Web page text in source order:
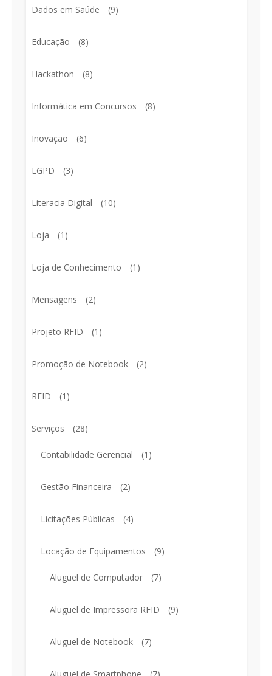
Dados em Saúde (9)
Educação (8)
Hackathon (8)
Informática em Concursos (8)
Inovação (6)
LGPD (3)
Literacia Digital (10)
Loja (1)
Loja de Conhecimento (1)
Mensagens (2)
Projeto RFID (1)
Promoção de Notebook (2)
RFID (1)
Serviços (28)
Contabilidade Gerencial (1)
Gestão Financeira (2)
Licitações Públicas (4)
Locação de Equipamentos (9)
Aluguel de Computador (7)
Aluguel de Impressora RFID (9)
Aluguel de Notebook (7)